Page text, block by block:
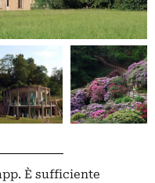
È sufficiente